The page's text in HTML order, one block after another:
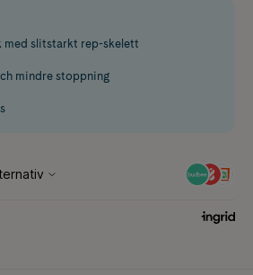
med slitstarkt rep-skelett
mindre stoppning